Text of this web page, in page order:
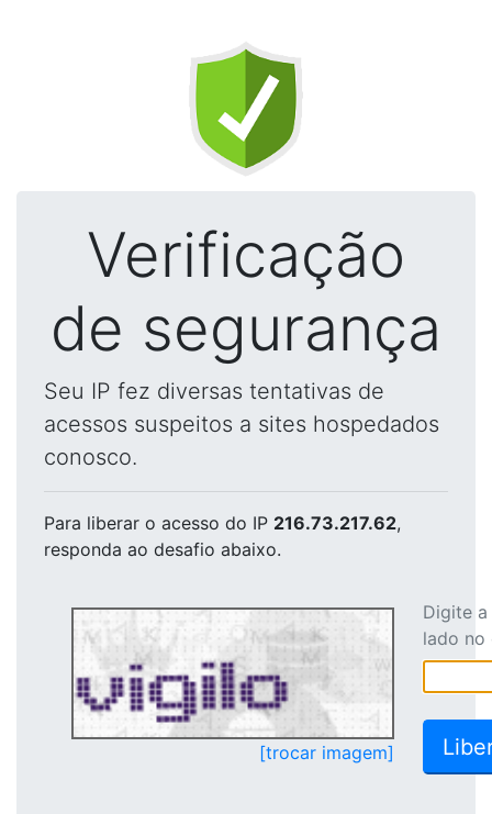
Verificação
de segurança
Seu IP fez diversas tentativas de
acessos suspeitos a sites hospedados
conosco.
Para liberar o acesso do IP 216.73.217.62,
responda ao desafio abaixo.
[trocar imagem]
Digite
lado no